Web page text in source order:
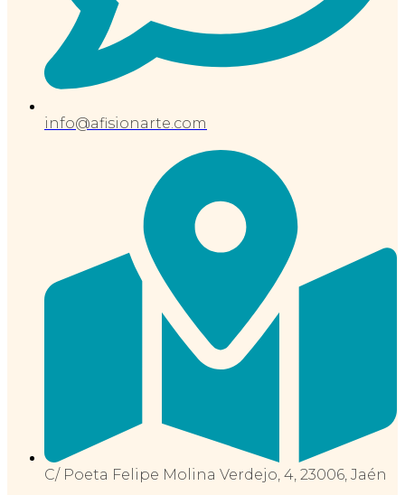
info@afisionarte.com
C/ Poeta Felipe Molina Verdejo, 4, 23006, Jaén